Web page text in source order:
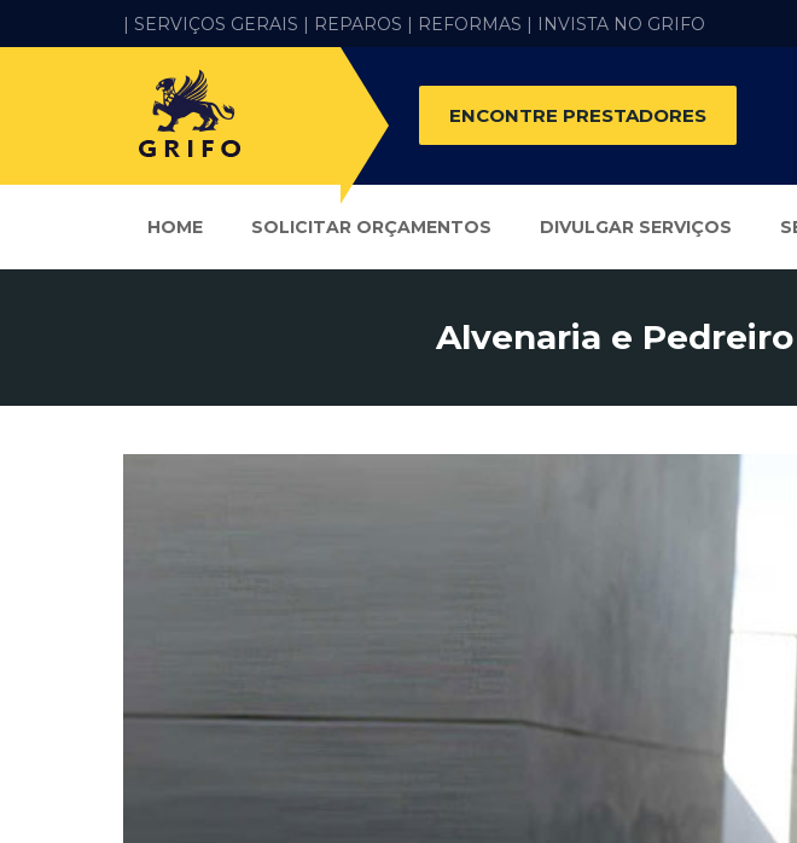
| SERVIÇOS GERAIS | REPAROS | REFORMAS | INVISTA NO GRIFO
ENCONTRE PRESTADORES
HOME SOLICITAR ORÇAMENTOS DIVULGAR SERVIÇOS
Alvenaria e